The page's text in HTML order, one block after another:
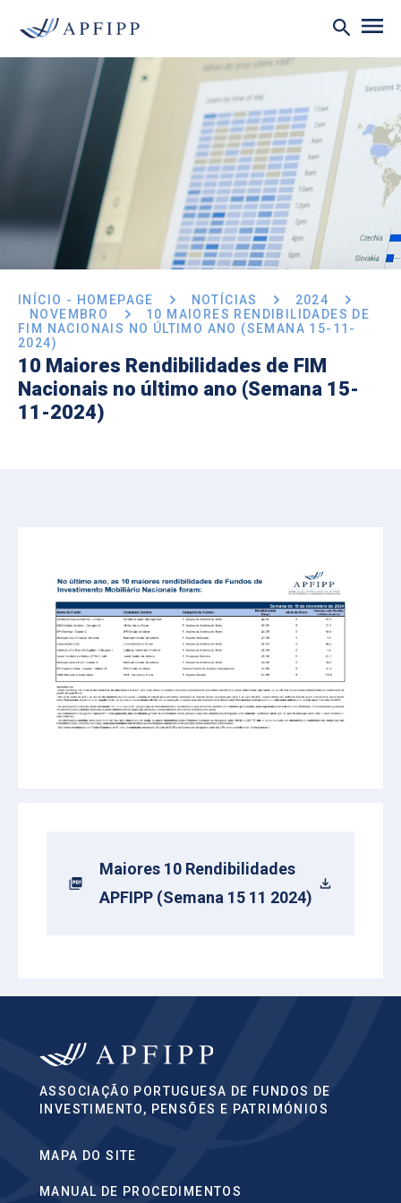
INÍCIO - HOMEPAGE NOTÍCIAS
2024
NOVEMBRO
10 MAIORES RENDIBILIDADES DE
FIM NACIONAIS NO ÚLTIMO ANO (SEMANA 15-11-
2024)
10 Maiores Rendibilidades de FIM
Nacionais no último ano (Semana 15-
11-2024)
Maiores 10 Rendibilidades
APFIPP (Semana 15 11 2024)
ASSOCIAÇÃO PORTUGUESA DE FUNDOS DE
INVESTIMENTO, PENSÕES E PATRIMÓNIOS
MAPA DO SITE
MANUAL DE PROCEDIMENTOS